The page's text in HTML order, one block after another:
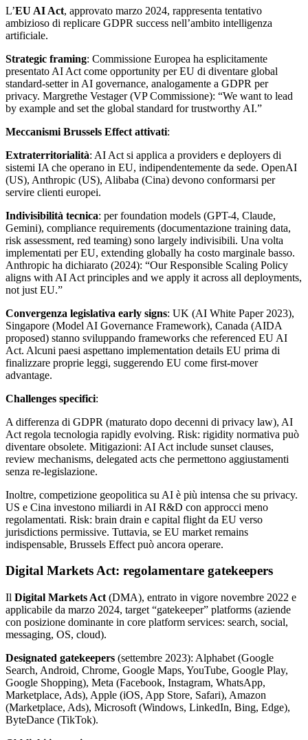
L’EU AI Act, approvato marzo 2024, rappresenta tentativo
ambizioso di replicare GDPR success nell’ambito intelligenza
artificiale.
Strategic framing: Commissione Europea ha esplicitamente
presentato AI Act come opportunity per EU di diventare global
standard-setter in AI governance, analogamente a GDPR per
privacy. Margrethe Vestager (VP Commissione): “We want to lead
by example and set the global standard for trustworthy AI.”
Meccanismi Brussels Effect attivati:
Extraterritorialità: AI Act si applica a providers e deployers di
sistemi IA che operano in EU, indipendentemente da sede. OpenAI
(US), Anthropic (US), Alibaba (Cina) devono conformarsi per
servire clienti europei.
Indivisibilità tecnica: per foundation models (GPT-4, Claude,
Gemini), compliance requirements (documentazione training data,
risk assessment, red teaming) sono largely indivisibili. Una volta
implementati per EU, extending globally ha costo marginale basso.
Anthropic ha dichiarato (2024): “Our Responsible Scaling Policy
aligns with AI Act principles and we apply it across all deployments,
not just EU.”
Convergenza legislativa early signs: UK (AI White Paper 2023),
Singapore (Model AI Governance Framework), Canada (AIDA
proposed) stanno sviluppando frameworks che referenced EU AI
Act. Alcuni paesi aspettano implementation details EU prima di
finalizzare proprie leggi, suggerendo EU come first-mover
advantage.
Challenges specifici:
A differenza di GDPR (maturato dopo decenni di privacy law), AI
Act regola tecnologia rapidly evolving. Risk: rigidity normativa può
diventare obsolete. Mitigazioni: AI Act include sunset clauses,
review mechanisms, delegated acts che permettono aggiustamenti
senza re-legislazione.
Inoltre, competizione geopolitica su AI è più intensa che su privacy.
US e Cina investono miliardi in AI R&D con approcci meno
regolamentati. Risk: brain drain e capital flight da EU verso
jurisdictions permissive. Tuttavia, se EU market remains
indispensable, Brussels Effect può ancora operare.
Digital Markets Act: regolamentare gatekeepers
Il Digital Markets Act (DMA), entrato in vigore novembre 2022 e
applicabile da marzo 2024, target “gatekeeper” platforms (aziende
con posizione dominante in core platform services: search, social,
messaging, OS, cloud).
Designated gatekeepers (settembre 2023): Alphabet (Google
Search, Android, Chrome, Google Maps, YouTube, Google Play,
Google Shopping), Meta (Facebook, Instagram, WhatsApp,
Marketplace, Ads), Apple (iOS, App Store, Safari), Amazon
(Marketplace, Ads), Microsoft (Windows, LinkedIn, Bing, Edge),
ByteDance (TikTok).